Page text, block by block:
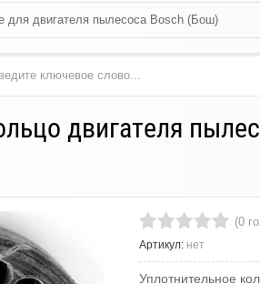
для двигателя пылесоса Bosch (Бош)
двигателя
(0
Артикул: нет
Уплотнительное